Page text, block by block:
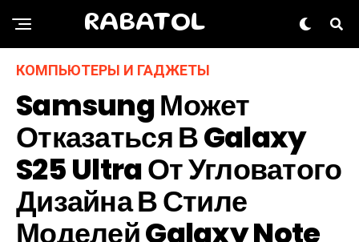
RABATOL
КОМПЬЮТЕРЫ И ГАДЖЕТЫ
Samsung Может
Отказаться В Galaxy
S25 Ultra От Угловатого
Дизайна В Стиле
Моделей Galaxy Note